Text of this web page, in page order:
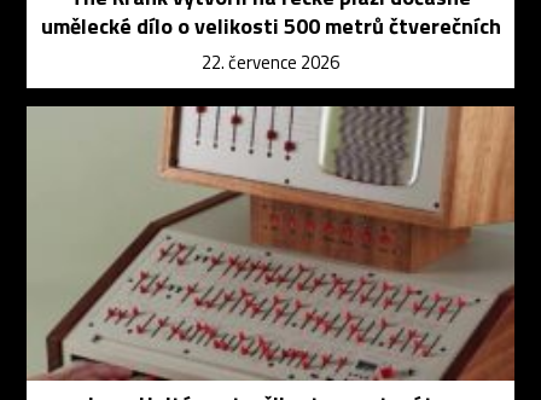
umělecké dílo o velikosti 500 metrů čtverečních
22. července 2026